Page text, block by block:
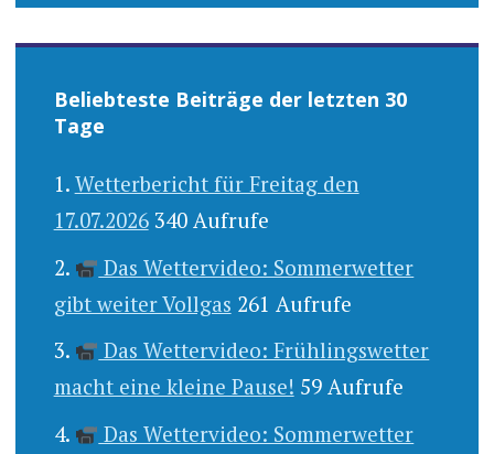
Beliebteste Beiträge der letzten 30
Tage
Wetterbericht für Freitag den
17.07.2026 340 Aufrufe
Das Wettervideo: Sommerwetter
gibt weiter Vollgas 261 Aufrufe
Das Wettervideo: Frühlingswetter
macht eine kleine Pause! 59 Aufrufe
Das Wettervideo: Sommerwetter